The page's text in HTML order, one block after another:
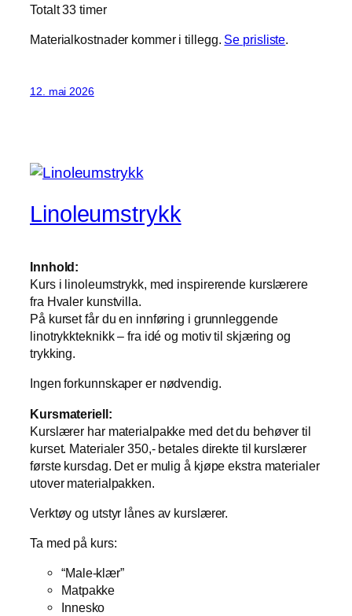
Totalt 33 timer
Materialkostnader kommer i tillegg. Se prisliste.
12. mai 2026
Linoleumstrykk
Innhold:
Kurs i linoleumstrykk, med inspirerende kurslærere
fra Hvaler kunstvilla.
På kurset får du en innføring i grunnleggende
linotrykkteknikk – fra idé og motiv til skjæring og
trykking.
Ingen forkunnskaper er nødvendig.
Kursmateriell:
Kurslærer har materialpakke med det du behøver til
kurset. Materialer 350,- betales direkte til kurslærer
første kursdag. Det er mulig å kjøpe ekstra materialer
utover materialpakken.
Verktøy og utstyr lånes av kurslærer.
Ta med på kurs:
“Male-klær”
Matpakke
Innesko